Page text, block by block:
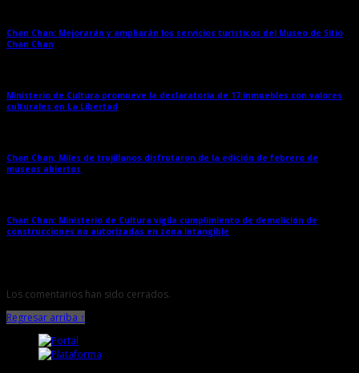
Chan Chan: Mejorarán y ampliarán los servicios turísticos del Museo de Sitio
Chan Chan
Ministerio de Cultura promueve la declaratoria de 17 inmuebles con valores
culturales en La Libertad
Chan Chan: Miles de trujillanos disfrutaron de la edición de febrero de
museos abiertos
Chan Chan: Ministerio de Cultura vigila cumplimiento de demolición de
construcciones no autorizadas en zona intangible
Los comentarios han sido cerrados.
Regresar arriba ↑